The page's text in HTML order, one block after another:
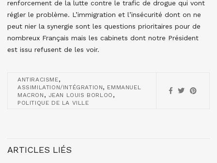
renforcement de la lutte contre le trafic de drogue qui vont
régler le problème. L’immigration et l’insécurité dont on ne
peut nier la synergie sont les questions prioritaires pour de
nombreux Français mais les cabinets dont notre Président
est issu refusent de les voir.
ANTIRACISME,
ASSIMILATION/INTÉGRATION, EMMANUEL
MACRON , JEAN LOUIS BORLOO ,
POLITIQUE DE LA VILLE
ARTICLES LIÉS